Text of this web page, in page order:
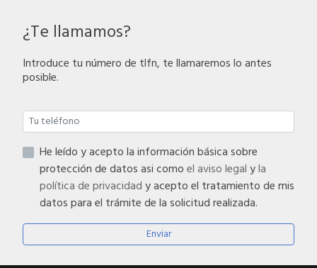
¿Te llamamos?
Introduce tu número de tlfn, te llamaremos lo antes
posible.
He leído y acepto la información básica sobre
protección de datos asi comoel aviso legalyla
política de privacidady acepto el tratamiento de mis
datos para el trámite de la solicitud realizada.
Enviar